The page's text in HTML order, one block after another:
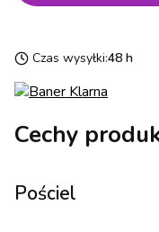
Czas wysyłki:48 h
Cechy
Pościel